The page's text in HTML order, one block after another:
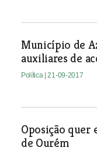
Município de
auxiliares de
Política | 21-09-2017
Oposição quer
de Ourém